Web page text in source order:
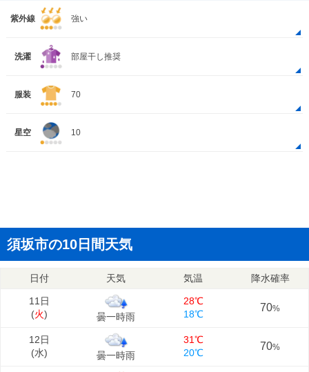
紫外線 強い
洗濯 部屋干し推奨
服装 70
星空 10
須坂市の10日間天気
日付 天気 気温 降水確率
11日
(火) 曇一時雨
28℃
18℃
70%
12日
(水) 曇一時雨
31℃
20℃
70%